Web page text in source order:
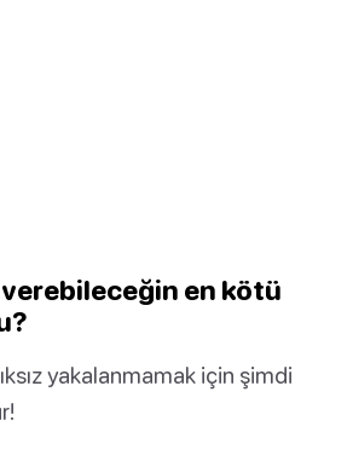
en kötü
yakalanmamak için şimdi